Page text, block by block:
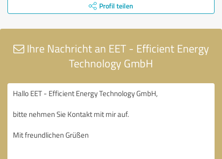
Profil teilen
Ihre Nachricht an EET - Efficient Energy
Technology GmbH